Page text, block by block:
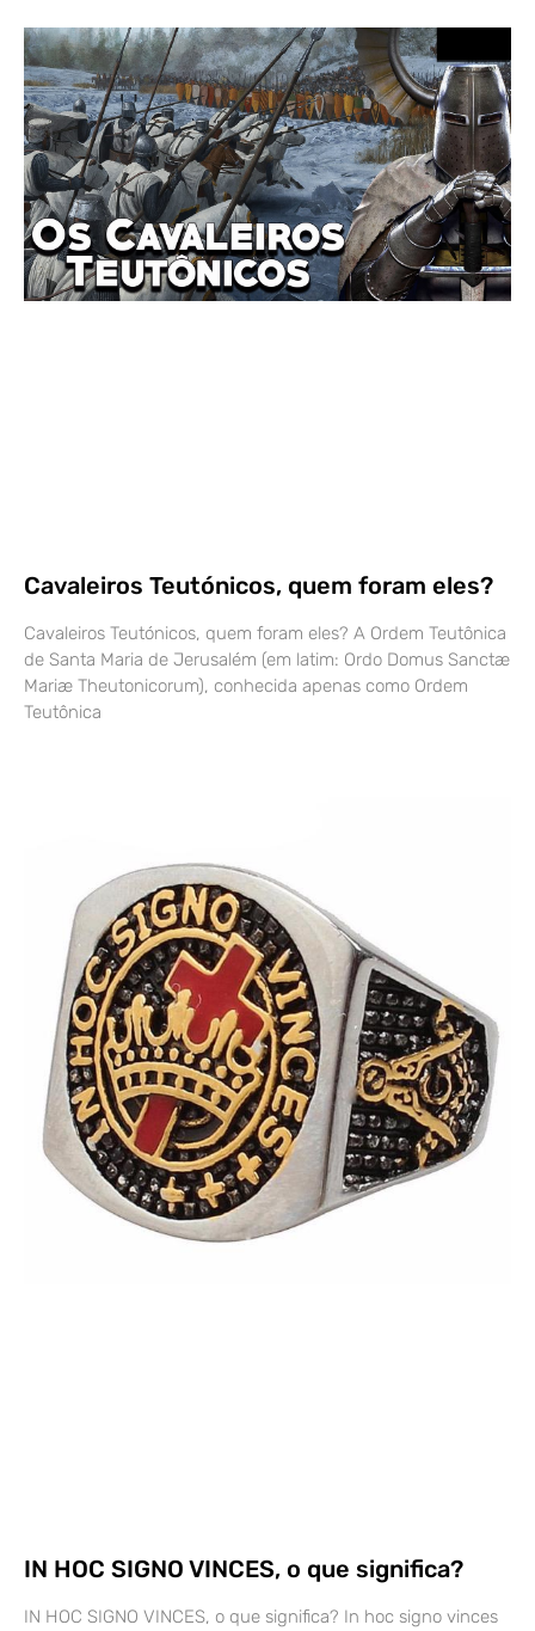
Cavaleiros Teutónicos, quem foram eles?
Cavaleiros Teutónicos, quem foram eles? A Ordem Teutônica
de Santa Maria de Jerusalém (em latim: Ordo Domus Sanctæ
Mariæ Theutonicorum), conhecida apenas como Ordem
Teutônica
IN HOC SIGNO VINCES, o que significa?
IN HOC SIGNO VINCES, o que significa? In hoc signo vinces